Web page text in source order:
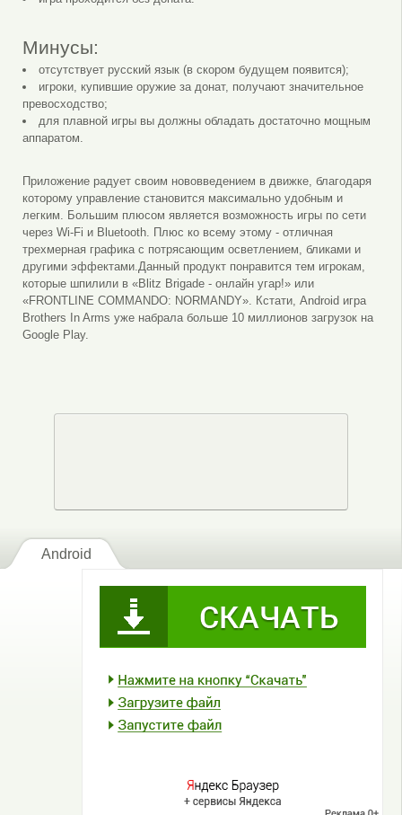
Минусы:
отсутствует русский язык (в скором будущем появится);
игроки, купившие оружие за донат, получают значительное
превосходство;
для плавной игры вы должны обладать достаточно мощным
аппаратом.
Приложение радует своим нововведением в движке, благодаря
которому управление становится максимально удобным и
легким. Большим плюсом является возможность игры по сети
через Wi-Fi и Bluetooth. Плюс ко всему этому - отличная
трехмерная графика с потрясающим осветлением, бликами и
другими эффектами.Данный продукт понравится тем игрокам,
которые шпилили в «Blitz Brigade - онлайн угар!» или
«FRONTLINE COMMANDO: NORMANDY». Кстати, Android игра
Brothers In Arms уже набрала больше 10 миллионов загрузок на
Google Play.
Android